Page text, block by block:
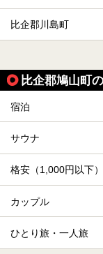
比企郡川島町
比企郡鳩山町
宿泊
サウナ
格安（1,000円以下）
カップル
ひとり旅・一人旅